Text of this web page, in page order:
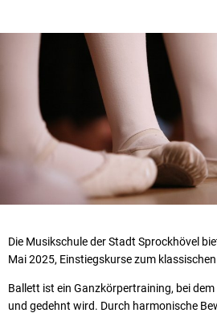
Die Musikschule der Stadt Sprockhövel
Mai 2025, Einstiegskurse zum
Ballett ist ein Ganzkörpertraining, bei
und gedehnt wird. Durch harmonische